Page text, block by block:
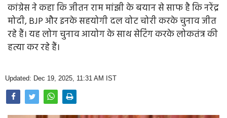
Farm & Food
Opinion
Photo Gallery
Home
कांग्रेस ने कहा कि जीतन राम मांझी के बयान से साफ है कि नरेंद्र
मोदी, BJP और इनके सहयोगी दल वोट चोरी करके चुनाव जीत
रहे हैं। यह लोग चुनाव आयोग के साथ सेटिंग करके लोकतंत्र की
हत्या कर रहे हैं।
Updated: Dec 19, 2025, 11:31 AM IST